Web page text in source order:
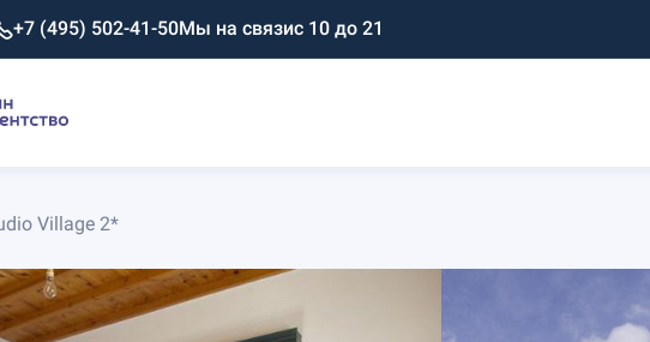
+7 (495) 502-41-50Мы на связис 10 до 21
Village 2*